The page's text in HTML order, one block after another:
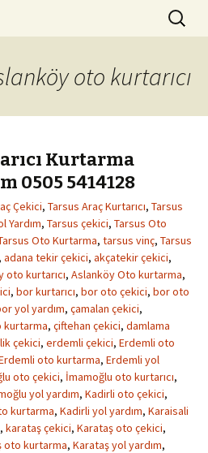
0532
yardım Arama:
oto kurtarıcı
Kurtarma
0505 5414128
Çekici, Tarsus Araç Kurtarıcı, Tarsus
Yardım, Tarsus çekici, Tarsus Oto
Oto Kurtarma, tarsus vinç, Tarsus
, adana tekir çekici, akçatekir çekici,
oto kurtarıcı, Aslanköy Oto kurtarma,
, bor kurtarıcı, bor oto çekici, bor oto
yol yardım, çamalan çekici,
kurtarma, çiftehan çekici, damlama
çekici, erdemli çekici, Erdemli oto
oto kurtarma, Erdemli yol
oto çekici, İmamoğlu oto kurtarıcı,
yol yardım, Kadirli oto çekici,
kurtarma, Kadirli yol yardım, Karaisali
, karataş çekici, Karataş oto çekici,
oto kurtarma, Karataş yol yardım,